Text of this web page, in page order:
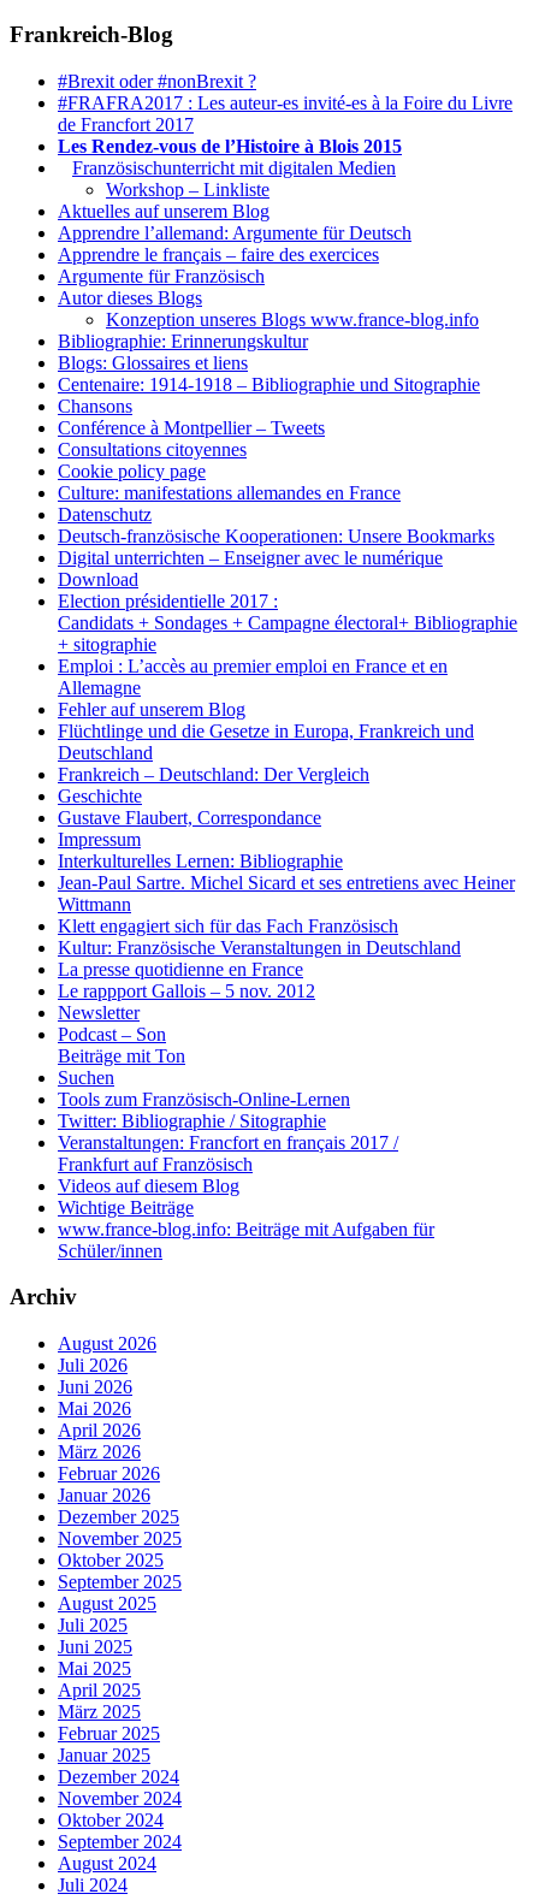
Frankreich-Blog
#Brexit oder #nonBrexit ?
#FRAFRA2017 : Les auteur-es invité-es à la Foire du Livre
de Francfort 2017
Les Rendez-vous de l’Histoire à Blois 2015
Französischunterricht mit digitalen Medien
Workshop – Linkliste
Aktuelles auf unserem Blog
Apprendre l’allemand: Argumente für Deutsch
Apprendre le français – faire des exercices
Argumente für Französisch
Autor dieses Blogs
Konzeption unseres Blogs www.france-blog.info
Bibliographie: Erinnerungskultur
Blogs: Glossaires et liens
Centenaire: 1914-1918 – Bibliographie und Sitographie
Chansons
Conférence à Montpellier – Tweets
Consultations citoyennes
Cookie policy page
Culture: manifestations allemandes en France
Datenschutz
Deutsch-französische Kooperationen: Unsere Bookmarks
Digital unterrichten – Enseigner avec le numérique
Download
Election présidentielle 2017 :
Candidats + Sondages + Campagne électoral+ Bibliographie
+ sitographie
Emploi : L’accès au premier emploi en France et en
Allemagne
Fehler auf unserem Blog
Flüchtlinge und die Gesetze in Europa, Frankreich und
Deutschland
Frankreich – Deutschland: Der Vergleich
Geschichte
Gustave Flaubert, Correspondance
Impressum
Interkulturelles Lernen: Bibliographie
Jean-Paul Sartre. Michel Sicard et ses entretiens avec Heiner
Wittmann
Klett engagiert sich für das Fach Französisch
Kultur: Französische Veranstaltungen in Deutschland
La presse quotidienne en France
Le rappport Gallois – 5 nov. 2012
Newsletter
Podcast – Son
Beiträge mit Ton
Suchen
Tools zum Französisch-Online-Lernen
Twitter: Bibliographie / Sitographie
Veranstaltungen: Francfort en français 2017 /
Frankfurt auf Französisch
Videos auf diesem Blog
Wichtige Beiträge
www.france-blog.info: Beiträge mit Aufgaben für
Schüler/innen
Archiv
August 2026
Juli 2026
Juni 2026
Mai 2026
April 2026
März 2026
Februar 2026
Januar 2026
Dezember 2025
November 2025
Oktober 2025
September 2025
August 2025
Juli 2025
Juni 2025
Mai 2025
April 2025
März 2025
Februar 2025
Januar 2025
Dezember 2024
November 2024
Oktober 2024
September 2024
August 2024
Juli 2024